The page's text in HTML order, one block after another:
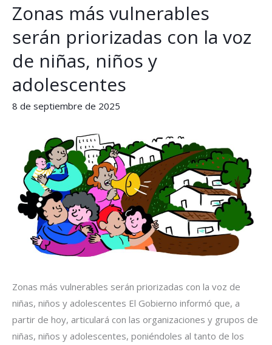
Zonas más vulnerables
serán priorizadas con la voz
de niñas, niños y
adolescentes
8 de septiembre de 2025
Zonas más vulnerables serán priorizadas con la voz de
niñas, niños y adolescentes El Gobierno informó que, a
partir de hoy, articulará con las organizaciones y grupos de
niñas, niños y adolescentes, poniéndoles al tanto de los
Zonas
vulnerables
serán
con
la
niñas,
niños
adolescentes